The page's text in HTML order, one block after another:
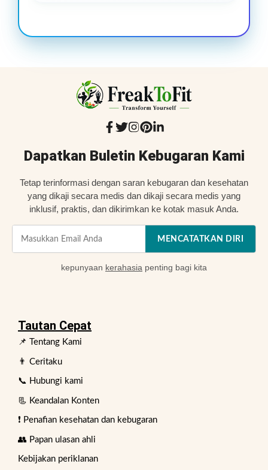
Dapatkan Buletin Kebugaran Kami
Tetap terinformasi dengan saran kebugaran dan kesehatan
yang dikaji secara medis dan dikaji secara medis yang
inklusif, praktis, dan dikirimkan ke kotak masuk Anda.
MENCATATKAN DIRI
kepunyaan kerahasia penting bagi kita
Tautan Cepat
📌 Tentang Kami
👨 Ceritaku
📞 Hubungi kami
📃 Keandalan Konten
❗ Penafian kesehatan dan kebugaran
👥 Papan ulasan ahli
Kebijakan periklanan